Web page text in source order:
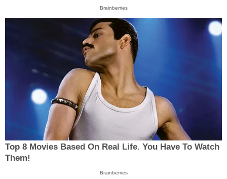
Brainberries
Top 8 Movies Based On Real Life. You Have To Watch
Them!
Brainberries